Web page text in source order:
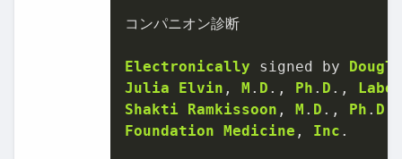
コンパニオン診断
Electronically signed by
Julia
Elvin , M . D ., Ph . D .,
Shakti
Ramkissoon , M . D ., Ph . D
Foundation Medicine , Inc .